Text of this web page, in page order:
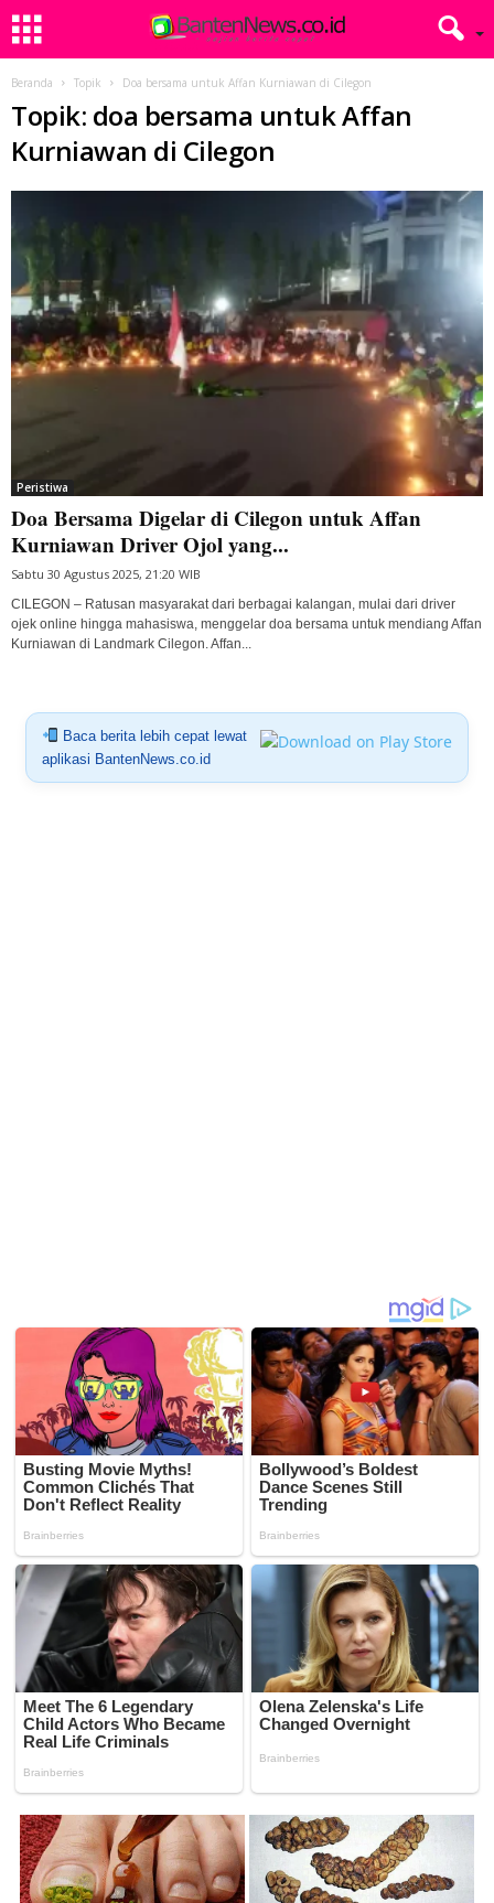
Beranda Topik Doa bersama untuk Affan Kurniawan di Cilegon
Topik: doa bersama untuk Affan
Kurniawan di Cilegon
Peristiwa
Doa Bersama Digelar di Cilegon untuk Affan
Kurniawan Driver Ojol yang...
Sabtu 30 Agustus 2025, 21:20 WIB
CILEGON – Ratusan masyarakat dari berbagai kalangan, mulai dari driver
ojek online hingga mahasiswa, menggelar doa bersama untuk mendiang Affan
Kurniawan di Landmark Cilegon. Affan...
Baca berita lebih cepat lewat
aplikasi BantenNews.co.id